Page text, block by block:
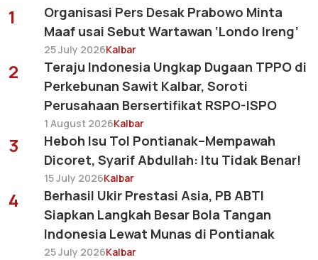
1
Organisasi Pers Desak Prabowo Minta
Maaf usai Sebut Wartawan ‘Londo Ireng’
25 July 2026Kalbar
2
Teraju Indonesia Ungkap Dugaan TPPO di
Perkebunan Sawit Kalbar, Soroti
Perusahaan Bersertifikat RSPO-ISPO
1 August 2026Kalbar
3
Heboh Isu Tol Pontianak–Mempawah
Dicoret, Syarif Abdullah: Itu Tidak Benar!
15 July 2026Kalbar
4
Berhasil Ukir Prestasi Asia, PB ABTI
Siapkan Langkah Besar Bola Tangan
Indonesia Lewat Munas di Pontianak
25 July 2026Kalbar